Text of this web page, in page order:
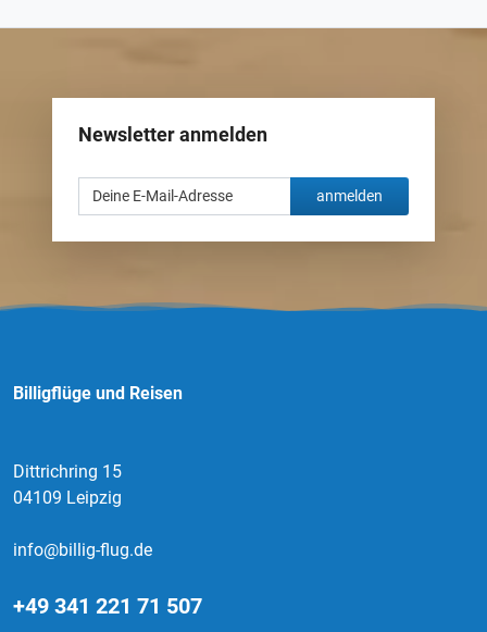
Newsletter anmelden
anmelden
Billigflüge und Reisen
Dittrichring 15
04109 Leipzig
info@billig-flug.de
+49 341 221 71 507